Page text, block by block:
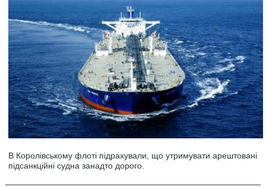
В Королівському флоті підрахували, що утримувати арештовані
підсанкційні судна занадто дорого.